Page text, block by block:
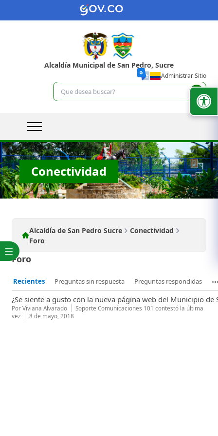
Alcaldía Municipal de San Pedro, Sucre
Administrar Sitio
Conectividad
Alcaldía de San Pedro Sucre
Conectividad
Foro
Foro
Recientes Preguntas sin respuesta Preguntas respondidas
¿Se siente a gusto con la nueva página web del Municipio de
PorViviana Alvarado Soporte Comunicaciones 101 contestó la última
vez
8 de mayo, 2018